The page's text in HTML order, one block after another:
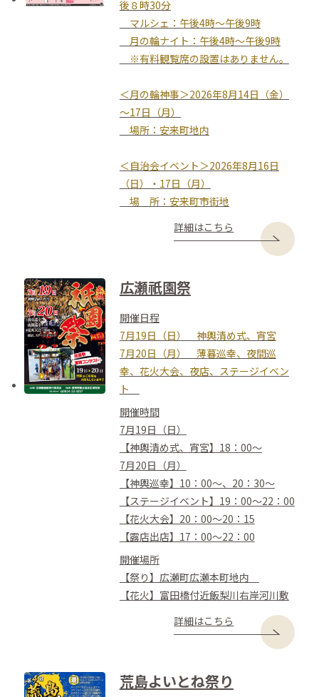
後８時30分
マルシェ：午後4時～午後9時
月の輪ナイト：午後4時～午後9時
※有料観覧席の設置はありません。
＜月の輪神事＞2026年8月14日（金）
～17日（月）
場所：安来町地内
＜自治会イベント＞2026年8月16日
（日）・17日（月）
場 所：安来町市街地
詳細はこちら
広瀬祇園祭
開催日程
7月19日（日） 神輿清め式、宵宮
7月20日（月） 薄暮巡幸、夜間巡
幸、花火大会、夜店、ステージイベン
ト
開催時間
7月19日（日）
【神輿清め式、宵宮】18：00～
7月20日（月）
【神輿巡幸】10：00～、20：30～
【ステージイベント】19：00～22：00
【花火大会】20：00～20：15
【露店出店】17：00～22：00
開催場所
【祭り】広瀬町広瀬本町地内
【花火】富田橋付近飯梨川右岸河川敷
詳細はこちら
荒島よいとね祭り